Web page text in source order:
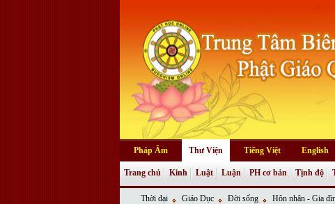
Pháp Âm Thư Viện Tiếng Việt English
Trang chủ Kinh Luật Luận PH cơ bản Tịnh độ
Thời đại Giáo Dục Đời sống Hôn nhân - Gia